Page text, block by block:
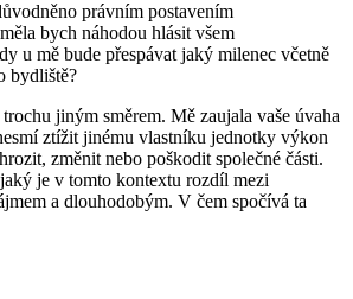
právním postavením
bych náhodou hlásit všem
u mě bude přespávat jaký milenec včetně
bydliště?
jiným směrem. Mě zaujala vaše úvaha
ztížit jinému vlastníku jednotky výkon
změnit nebo poškodit společné části.
je v tomto kontextu rozdíl mezi
a dlouhodobým. V čem spočívá ta